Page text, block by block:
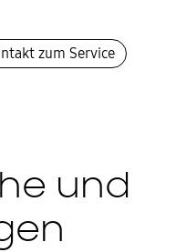
zum Service
und